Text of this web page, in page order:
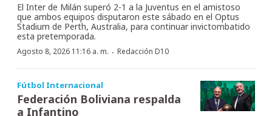
El Inter de Milán superó 2-1 a la Juventus en el amistoso
que ambos equipos disputaron este sábado en el Optus
Stadium de Perth, Australia, para continuar invictombatido
esta pretemporada.
Agosto 8, 2026 11:16 a. m. · Redacción D10
Fútbol Internacional
Federación Boliviana respalda
a Infantino